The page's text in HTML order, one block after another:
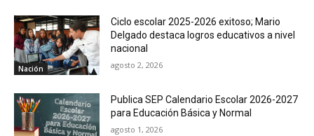
Nación
Ciclo escolar 2025-2026 exitoso; Mario
Delgado destaca logros educativos a nivel
nacional
agosto 2, 2026
Publica SEP Calendario Escolar 2026-2027
para Educación Básica y Normal
agosto 1, 2026